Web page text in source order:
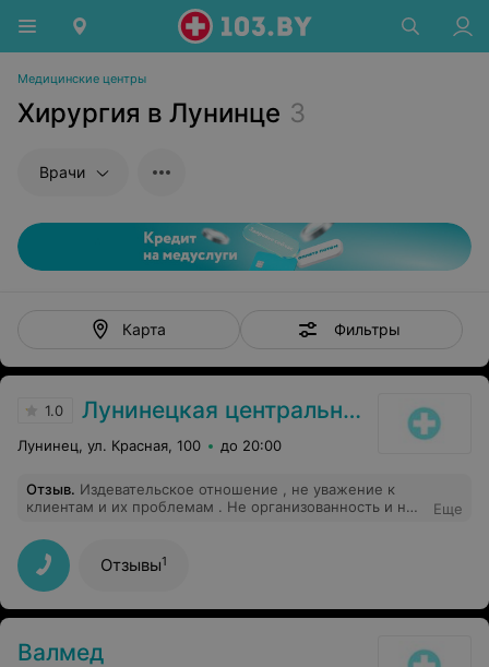
Медицинские центры
Хирургия в Лунинце 3
Врачи
Карта Фильтры
1.0 Лунинецкая центральная районная поликлиника
Лунинец, ул. Красная, 100 до 20:00
Отзыв. Издевательское отношение , не уважение к
клиентам и их проблемам . Не организованность и не
Еще
Отзывы1
Валмед